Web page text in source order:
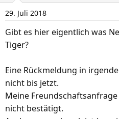
i
o
n
n
29. Juli 2018
Gibt es hier eigentlich was
Tiger?
Eine Rückmeldung in
nicht bis jetzt.
Meine
nicht bestätigt.